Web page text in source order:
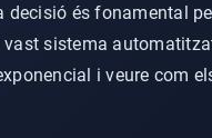
és fonamental
sistema
i veure com